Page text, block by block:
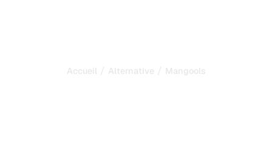
Accueil / Alternative / Mangools